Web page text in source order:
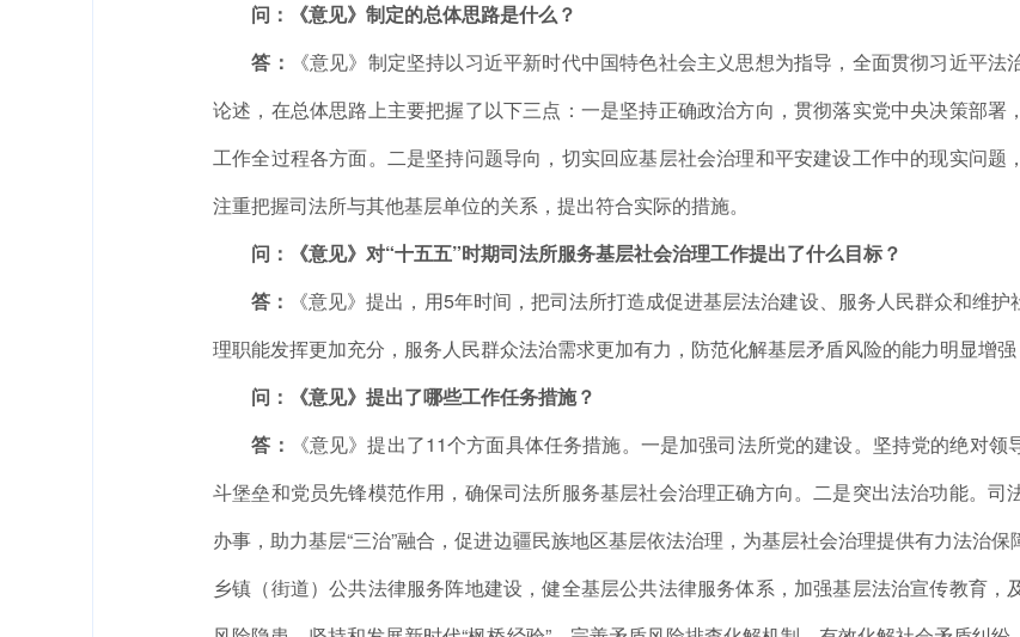
问：《意见》制定的总体思路是什么？
答：
《意见》制定坚持以习近平新时代中国特色社会主义思想为指导，全面贯彻习近平
论述，在总体思路上主要把握了以下三点：一是坚持正确政治方向，贯彻落实党中央决策部
工作全过程各方面。二是坚持问题导向，切实回应基层社会治理和平安建设工作中的现实问题
注重把握司法所与其他基层单位的关系，提出符合实际的措施。
问：《意见》对“十五五”时期司法所服务基层社会治理工作提出了什么目标？
答：
《意见》提出，用5年时间，把司法所打造成促进基层法治建设、服务人民群众和维
理职能发挥更加充分，服务人民群众法治需求更加有力，防范化解基层矛盾风险的能力明显增强
问：《意见》提出了哪些工作任务措施？
答：
《意见》提出了11个方面具体任务措施。一是加强司法所党的建设。坚持党的绝对
斗堡垒和党员先锋模范作用，确保司法所服务基层社会治理正确方向。二是突出法治功能。
办事，助力基层“三治”融合，促进边疆民族地区基层依法治理，为基层社会治理提供有力法治
乡镇（街道）公共法律服务阵地建设，健全基层公共法律服务体系，加强基层法治宣传教育